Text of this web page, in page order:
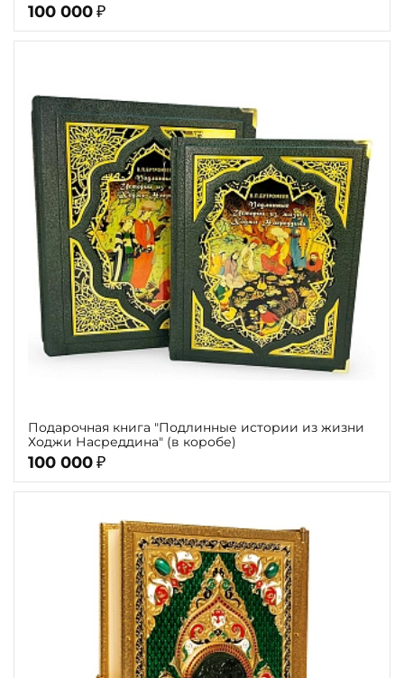
100 000 ₽
Подарочная книга "Подлинные истории из жизни
Ходжи Насреддина" (в коробе)
100 000 ₽